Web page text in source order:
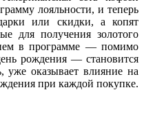
лояльности, и теперь
или скидки, а копят
для получения золотого
в программе — помимо
рождения — становится
уже оказывает влияние на
при каждой покупке.